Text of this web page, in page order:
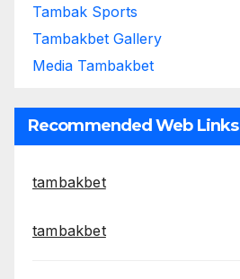
Tambak Sports
Tambakbet Gallery
Media Tambakbet
Recommended Web Links
tambakbet
tambakbet